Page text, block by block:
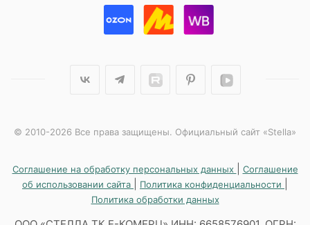
© 2010-2026 Все права защищены. Официальный сайт «Stella»
Соглашение на обработку персональных данных
Соглашение
об использовании сайта
Политика конфиденциальности
Политика обработки данных